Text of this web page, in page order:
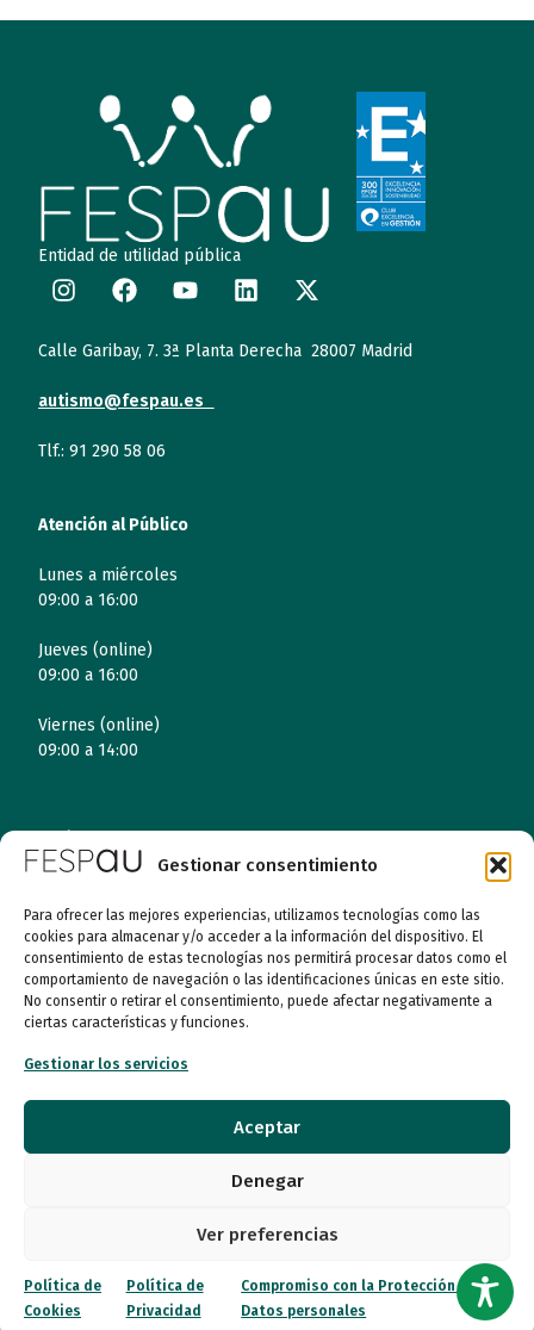
Gestionar consentimiento
Para ofrecer las mejores experiencias, utilizamos tecnologías como las
cookies para almacenar y/o acceder a la información del dispositivo. El
consentimiento de estas tecnologías nos permitirá procesar datos como el
comportamiento de navegación o las identificaciones únicas en este sitio.
No consentir o retirar el consentimiento, puede afectar negativamente a
ciertas características y funciones.
Gestionar los servicios
Aceptar
Denegar
Ver preferencias
Política de
Cookies
Política de
Privacidad
Compromiso con la Protección de
Datos personales
Entidad de utilidad pública
Calle Garibay, 7. 3ª Planta Derecha 28007 Madrid
autismo@fespau.es
Tlf.: 91 290 58 06
Atención al Público
Lunes a miércoles
09:00 a 16:00
Jueves (online)
09:00 a 16:00
Viernes (online)
09:00 a 14:00
Autismo
Recursos
Transparencia
Contacto